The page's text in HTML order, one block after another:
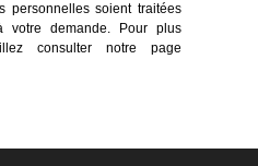
personnelles soient traitées
votre demande. Pour plus
consulter notre page